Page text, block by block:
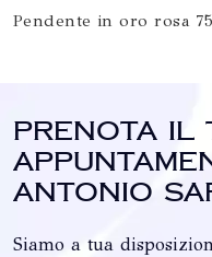
Pendente in oro rosa
Prenota il
Antonio
Siamo a tua